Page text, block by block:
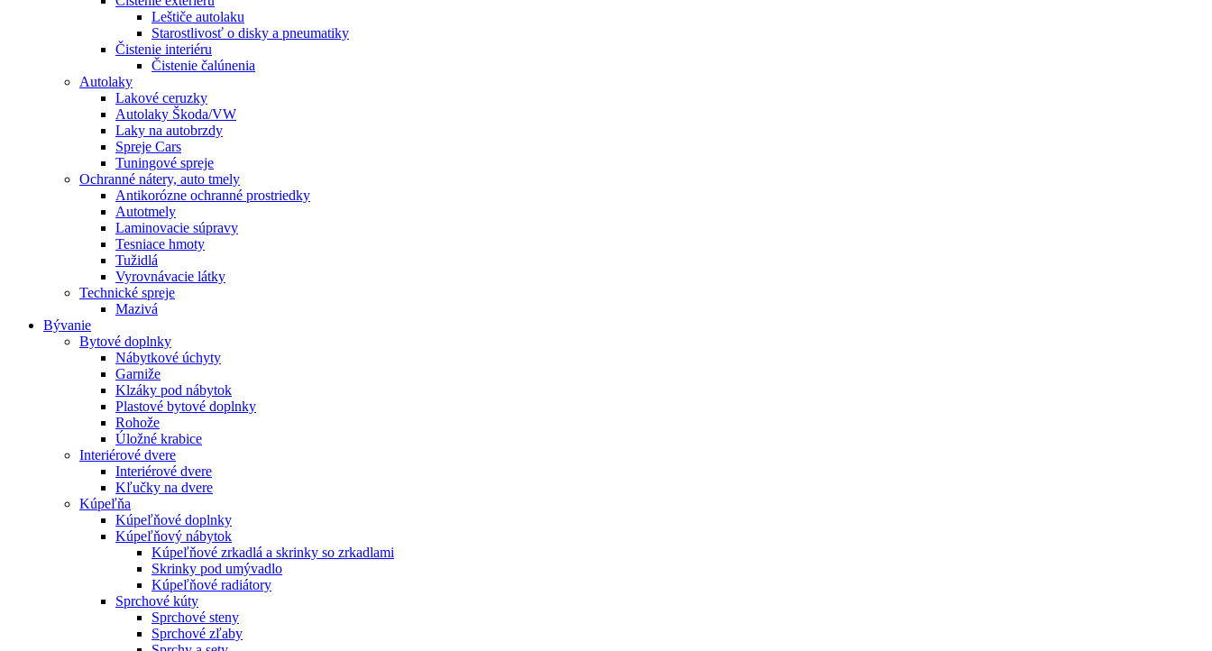
Leštiče autolaku
Starostlivosť o disky a pneumatiky
Čistenie interiéru
Čistenie čalúnenia
Autolaky
Lakové ceruzky
Autolaky Škoda/VW
Laky na autobrzdy
Spreje Cars
Tuningové spreje
Ochranné nátery, auto tmely
Antikorózne ochranné prostriedky
Autotmely
Laminovacie súpravy
Tesniace hmoty
Tužidlá
Vyrovnávacie látky
Technické spreje
Mazivá
Bývanie
Bytové doplnky
Nábytkové úchyty
Garniže
Klzáky pod nábytok
Plastové bytové doplnky
Rohože
Úložné krabice
Interiérové dvere
Interiérové dvere
Kľučky na dvere
Kúpeľňa
Kúpeľňové doplnky
Kúpeľňový nábytok
Kúpeľňové zrkadlá a skrinky so zrkadlami
Skrinky pod umývadlo
Kúpeľňové radiátory
Sprchové kúty
Sprchové steny
Sprchové zľaby